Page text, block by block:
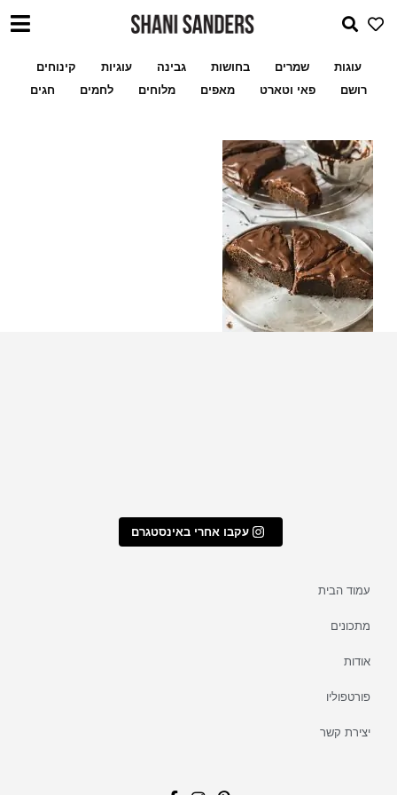
עוגות שמרים בחושות גבינה עוגיות
קינוחים
רושם
פאי וטארט מאפים מלוחים לחמים חגים
עקבו אחרי באינסטגרם
עמוד הבית
מתכונים
אודות
פורטפוליו
יצירת קשר